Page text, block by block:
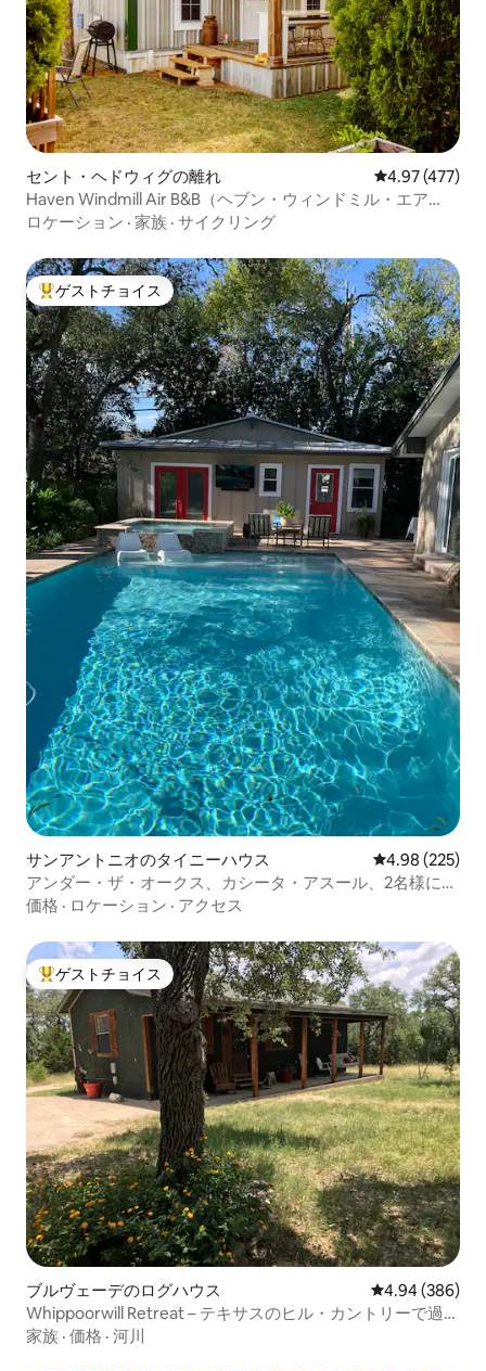
セント・ヘドウィグの離れ レビュー477
4.97 (477)
Haven Windmill Air B&B（ヘブン・ウィンドミル・エア
B&B）
ロケーション · 家族 · サイクリング
大好評のゲストチョイスです。
ゲストチョイス
サンアントニオのタイニーハウス レビュー225
4.98 (225)
アンダー・ザ・オークス、カシータ・アスール、2名様に最
適
価格 · ロケーション · アクセス
大好評のゲストチョイスです。
ゲストチョイス
ブルヴェーデのログハウス レビュー386
4.94 (386)
Whippoorwill Retreat – テキサスのヒル・カントリーで過ご
すひととき
家族 · 価格 · 河川